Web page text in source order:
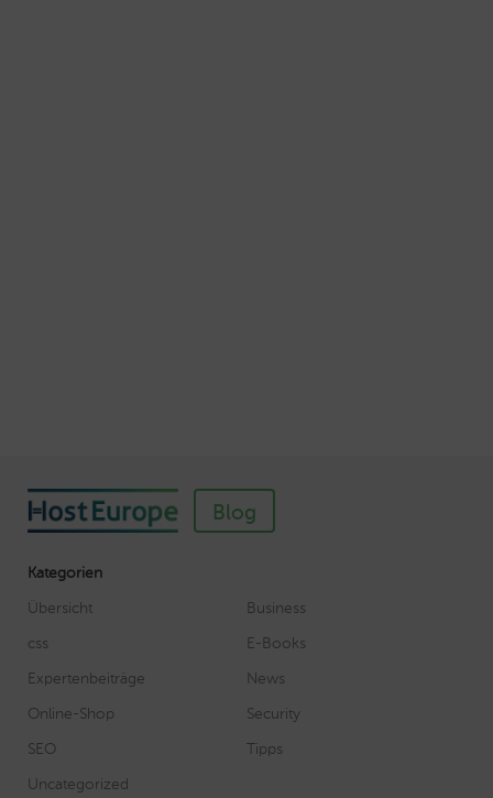
Blog
Kategorien
Übersicht
Business
css
E-Books
Expertenbeiträge
News
Online-Shop
Security
SEO
Tipps
Uncategorized